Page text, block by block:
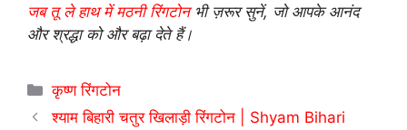
जब तू ले हाथ में मठनी रिंगटोनभी ज़रूर सुनें, जो आपके आनंद
और श्रद्धा को और बढ़ा देते हैं।
Categories
कृष्ण रिंगटोन
श्याम बिहारी चतुर खिलाड़ी रिंगटोन | Shyam Bihari